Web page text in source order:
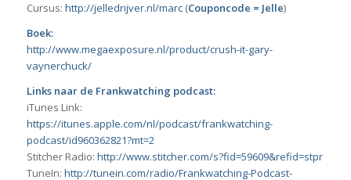
Cursus: http://jelledrijver.nl/marc(Couponcode = Jelle)
Boek:
http://www.megaexposure.nl/product/crush-it-gary-
vaynerchuck/
Links naar de Frankwatching podcast:
iTunes Link:
https://itunes.apple.com/nl/podcast/frankwatching­
podcast/id960362821?mt=2
Stitcher Radio: http://www.stitcher.com/s?fid=59609&refid=stpr
TuneIn: http://tunein.com/radio/Frankwatching-Podcast-